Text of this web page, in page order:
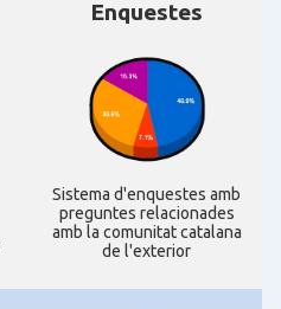
Enquestes
Sistema d'enquestes amb
preguntes relacionades
amb la comunitat catalana
de l'exterior